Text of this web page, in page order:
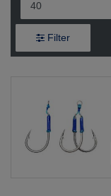
Filter